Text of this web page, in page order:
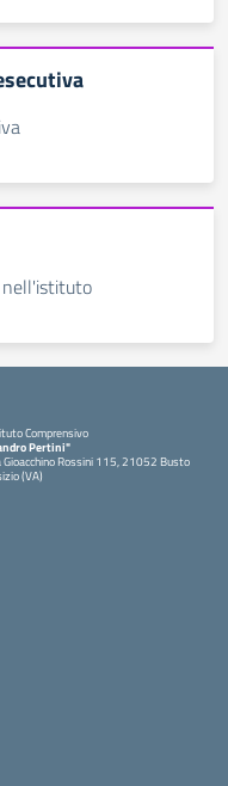
nell'istituto
Comprensivo
Pertini"
Gioacchino Rossini 115, 21052 Busto
(VA)